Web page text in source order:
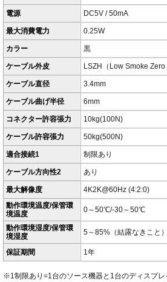
電源 DC5V / 50mA
最大消費電力 0.25W
カラー 黒
ケーブル外皮 LSZH（Low Smoke
ケーブル直径 3.4mm
ケーブル曲げ半径 6mm
コネクター許容張力 10kg(100N)
ケーブル許容張力 50kg(500N)
適合接続1 制限あり
ケーブル方向性2 あり
最大解像度
4K2K@60Hz (4:2:0)
動作環境温度/保管環
境温度
0～50℃/-30～50℃
動作環境湿度/保管環
境湿度
5～85%（結露なきこと）
保証期間 1年
※1制限あり=1台のソース機器と1台のディスプ